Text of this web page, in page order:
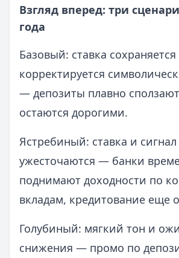
Взгляд вперед: три
года
Базовый: ставка
корректируется
— депозиты плавно
остаются дорогими.
Ястребиный: ставка и сигнал
ужесточаются — банки
поднимают доходности по
вкладам, кредитование еще
Голубиный: мягкий тон и
снижения — промо по